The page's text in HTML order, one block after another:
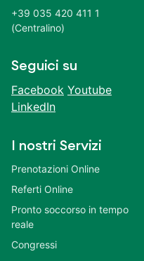
+39 035 420 411 1
(Centralino)
Seguici su
Facebook Youtube
LinkedIn
I nostri Servizi
Prenotazioni Online
Referti Online
Pronto soccorso in tempo
reale
Congressi